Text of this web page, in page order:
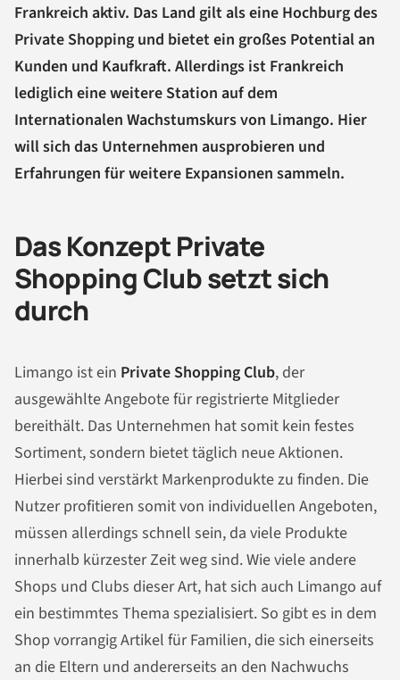
Frankreich aktiv. Das Land gilt als eine Hochburg des
Private Shopping und bietet ein großes Potential an
Kunden und Kaufkraft. Allerdings ist Frankreich
lediglich eine weitere Station auf dem
Internationalen Wachstumskurs von Limango. Hier
will sich das Unternehmen ausprobieren und
Erfahrungen für weitere Expansionen sammeln.
Das Konzept Private
Shopping Club setzt sich
durch
Limango ist ein Private Shopping Club, der
ausgewählte Angebote für registrierte Mitglieder
bereithält. Das Unternehmen hat somit kein festes
Sortiment, sondern bietet täglich neue Aktionen.
Hierbei sind verstärkt Markenprodukte zu finden. Die
Nutzer profitieren somit von individuellen Angeboten,
müssen allerdings schnell sein, da viele Produkte
innerhalb kürzester Zeit weg sind. Wie viele andere
Shops und Clubs dieser Art, hat sich auch Limango auf
ein bestimmtes Thema spezialisiert. So gibt es in dem
Shop vorrangig Artikel für Familien, die sich einerseits
an die Eltern und andererseits an den Nachwuchs